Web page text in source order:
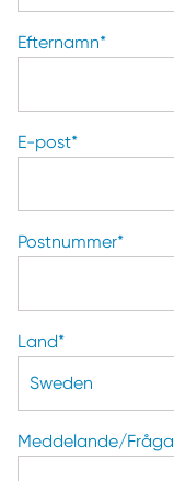
Efternamn*
E-post*
Postnummer*
Land*
Meddelande/Fråga